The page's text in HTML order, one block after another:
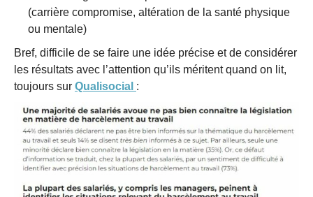
(carrière compromise, altération de la santé physique
ou mentale)
Bref, difficile de se faire une idée précise et de considérer
les résultats avec l’attention qu’ils méritent quand on lit,
toujours sur Qualisocial :